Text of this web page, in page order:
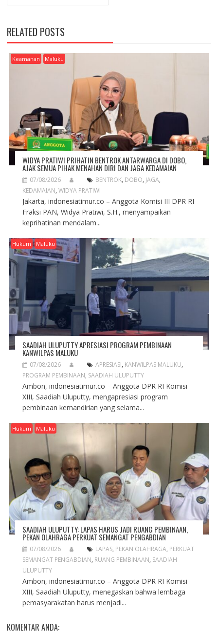
T
A
V
I
G
A
RELATED POSTS
Keamanan Maluku
WIDYA PRATIWI PRIHATIN BENTROK ANTARWARGA DI DOBO,
AJAK SEMUA PIHAK MENAHAN DIRI DAN JAGA KEDAMAIAN
07/08/2026 BENTROK, DOBO, JAGA,
KEDAMAIAN, WIDYA PRATIWI
Jakarta, indonesiatimur.co – Anggota Komisi III DPR RI
Fraksi PAN, Widya Pratiwi, S.H., menyampaikan
keprihatinan mendalam...
Hukum Maluku
SAADIAH ULUPUTTY APRESIASI PROGRAM PEMBINAAN
KANWILPAS MALUKU
07/08/2026 APRESIASI, KANWILPAS MALUKU,
PROGRAM PEMBINAAN, SAADIAH ULUPUTTY
Ambon, indonesiatimur.co – Anggota DPR RI Komisi
XIII, Saadiah Uluputty, mengapresiasi program
pembinaan kemandirian yang selama...
Hukum Maluku
SAADIAH ULUPUTTY: LAPAS HARUS JADI RUANG PEMBINAAN,
PEKAN OLAHRAGA PERKUAT SEMANGAT PENGABDIAN
07/08/2026 LAPAS, PEKAN OLAHRAGA, PERKUAT
SEMANGAT PENGABDIAN, RUANG PEMBINAAN, SAADIAH
ULUPUTTY
Ambon, indonesiatimur.co – Anggota DPR RI Komisi
XIII, Saadiah Uluputty, menegaskan bahwa lembaga
pemasyarakatan harus menjadi...
KOMENTAR ANDA: